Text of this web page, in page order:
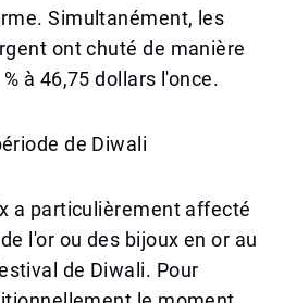
Simultanément, les
ont chuté de manière
à 46,75 dollars l'once.
de Diwali
a particulièrement affecté
l'or ou des bijoux en or au
de Diwali. Pour